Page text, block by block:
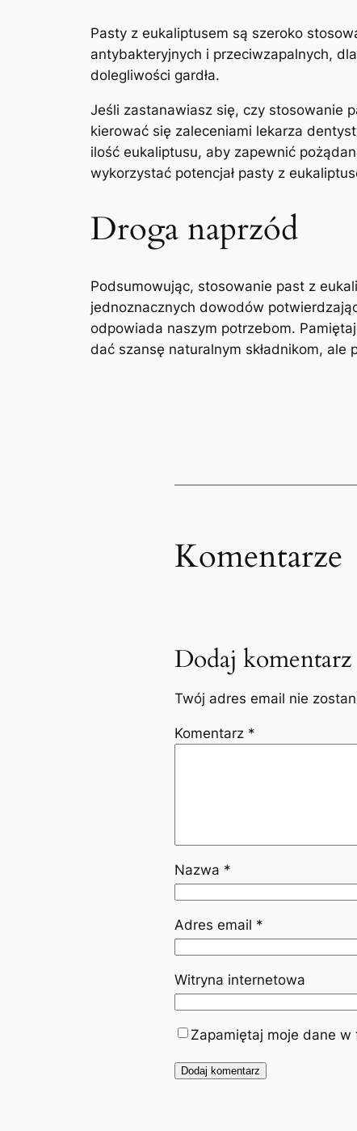
Pasty z eukaliptusem ‌są szeroko⁢
antybakteryjnych i przeciwzapalnych,
dolegliwości ⁤gardła.
Jeśli zastanawiasz się, czy stosowanie
kierować się zaleceniami lekarza
ilość eukaliptusu, aby zapewnić
wykorzystać potencjał pasty z
Droga naprzód
Podsumowując, stosowanie past z
jednoznacznych dowodów‍
odpowiada naszym potrzebom.
dać szansę ‌naturalnym ⁢składnikom,
Komentarze
Dodaj komentarz
Twój adres email nie
Komentarz *
Nazwa *
Adres email *
Witryna internetowa
Zapamiętaj moje dane